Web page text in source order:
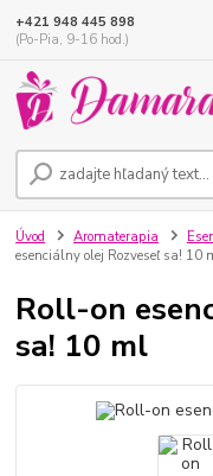
+421 948 445 898
(Po-Pia, 9-16 hod.)
Úvod Aromaterapia
esenciálny olej Rozveseľ sa! 10
Roll-on
sa! 10 ml